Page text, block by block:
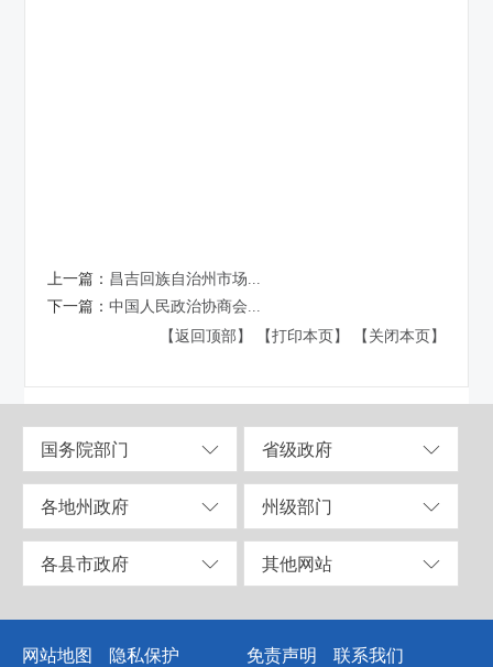
上一篇： 昌吉回族自治州市场...
下一篇：中国人民政治协商会...
【返回顶部】
【打印本页】 【关闭本页】
国务院部门 省级政府
各地州政府 州级部门
各县市政府 其他网站
网站地图 隐私保护 免责声明 联系我们